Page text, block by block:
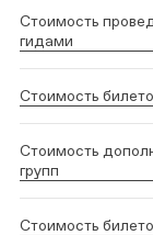
Стоимость
гидами
Стоимость
Стоимость
групп
Стоимость